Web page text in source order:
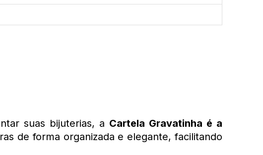
suas bijuterias, a Cartela Gravatinha é a
de forma organizada e elegante, facilitando